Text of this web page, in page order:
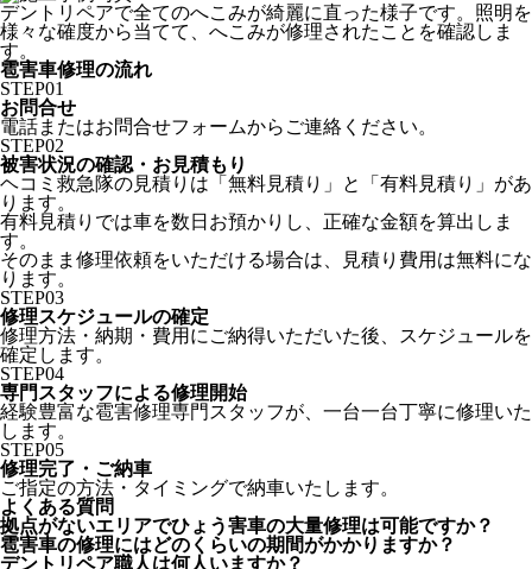
デントリペアで全てのへこみが綺麗に直った様子です。照明を
様々な確度から当てて、へこみが修理されたことを確認しま
す。
雹害車修理の流れ
STEP01
お問合せ
電話またはお問合せフォームからご連絡ください。
STEP02
被害状況の確認・お見積もり
ヘコミ救急隊の見積りは「無料見積り」と「有料見積り」があ
ります。
有料見積りでは車を数日お預かりし、正確な金額を算出しま
す。
そのまま修理依頼をいただける場合は、見積り費用は無料にな
ります。
STEP03
修理スケジュールの確定
修理方法・納期・費用にご納得いただいた後、スケジュールを
確定します。
STEP04
専門スタッフによる修理開始
経験豊富な雹害修理専門スタッフが、一台一台丁寧に修理いた
します。
STEP05
修理完了・ご納車
ご指定の方法・タイミングで納車いたします。
よくある質問
拠点がないエリアでひょう害車の大量修理は可能ですか？
雹害車の修理にはどのくらいの期間がかかりますか？
デントリペア職人は何人いますか？